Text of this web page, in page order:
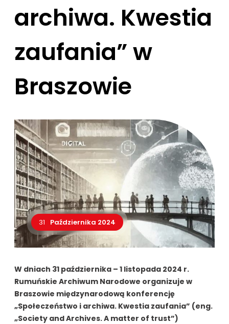
archiwa. Kwestia
zaufania” w
Braszowie
31 Października 2024
W dniach 31 października – 1 listopada 2024 r.
Rumuńskie Archiwum Narodowe organizuje w
Braszowie międzynarodową konferencję
„Społeczeństwo i archiwa. Kwestia zaufania” (eng.
„Society and Archives.A matter of trust”)